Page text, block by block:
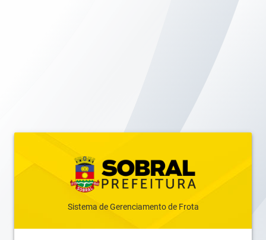
Sistema de Gerenciamento de Frota